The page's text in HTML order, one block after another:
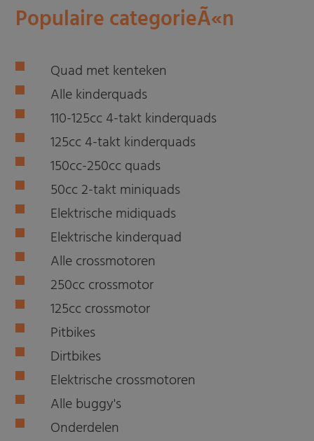
Populaire categorieÃ«n
Quad met kenteken
Alle kinderquads
110-125cc 4-takt kinderquads
125cc 4-takt kinderquads
150cc-250cc quads
50cc 2-takt miniquads
Elektrische midiquads
Elektrische kinderquad
Alle crossmotoren
250cc crossmotor
125cc crossmotor
Pitbikes
Dirtbikes
Elektrische crossmotoren
Alle buggy's
Onderdelen